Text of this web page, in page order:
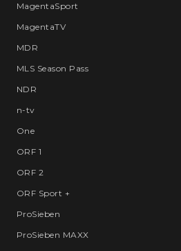
MagentaSport
MagentaTV
MDR
MLS Season Pass
NDR
n-tv
One
ORF 1
ORF 2
ORF Sport +
ProSieben
ProSieben MAXX